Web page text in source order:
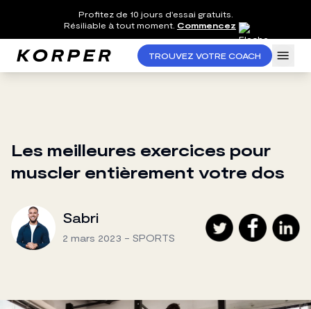
Profitez de 10 jours d'essai gratuits.
Résiliable à tout moment. Commencez
TROUVEZ VOTRE COACH
Les meilleures exercices pour
muscler entièrement votre dos
Sabri
2 mars 2023 - SPORTS